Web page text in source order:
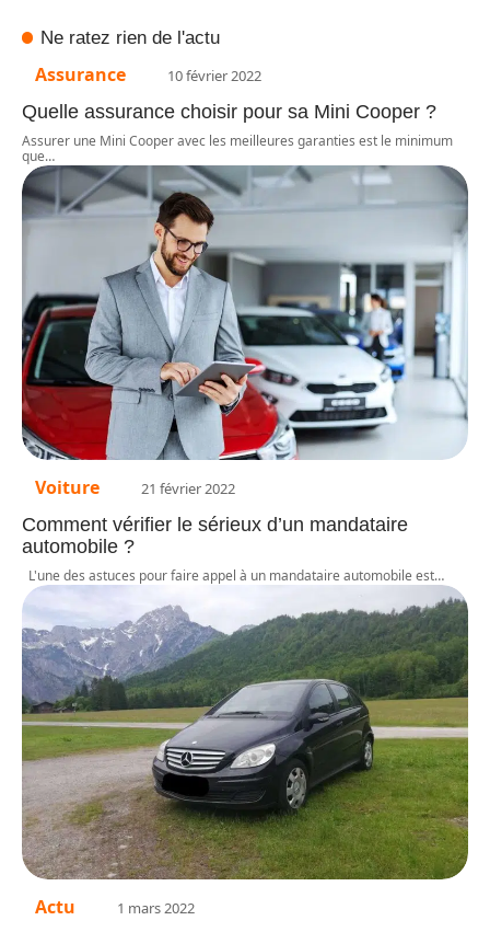
Ne ratez rien de l'actu
Assurance 10 février 2022
Quelle assurance choisir pour sa Mini Cooper ?
Assurer une Mini Cooper avec les meilleures garanties est le minimum
que…
Voiture 21 février 2022
Comment vérifier le sérieux d’un mandataire
automobile ?
L'une des astuces pour faire appel à un mandataire automobile est…
Actu 1 mars 2022